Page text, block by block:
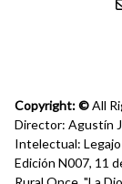
Copyright: ©All
Director: Agustín
Intelectual:
Edición N007, 11